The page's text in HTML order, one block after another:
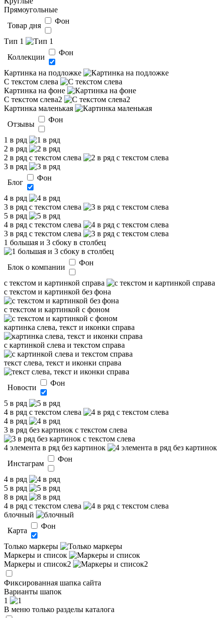
Прямоугольные
Товар дня
Фон
Тип 1
Коллекции
Фон
Картинка на подложке
С текстом слева
Картинка на фоне
С текстом слева2
Картинка маленькая
Отзывы
Фон
1 в ряд
2 в ряд
2 в ряд с текстом слева
3 в ряд
Блог
Фон
4 в ряд
3 в ряд с текстом слева
5 в ряд
4 в ряд с текстом слева
3 в ряд с текстом слева
1 большая и 3 сбоку в столбец
Блок о компании
Фон
с текстом и картинкой справа
с текстом и картинкой без фона
с текстом и картинкой с фоном
картинка слева, текст и иконки справа
с картинкой слева и текстом справа
текст слева, текст и иконки справа
Новости
Фон
5 в ряд
4 в ряд с текстом слева
4 в ряд
3 в ряд без картинок с текстом слева
4 элемента в ряд без картинок
Инстаграм
Фон
4 в ряд
5 в ряд
8 в ряд
4 в ряд с текстом слева
блочный
Карта
Фон
Только маркеры
Маркеры и список
Маркеры и список2
Фиксированная шапка сайта
Варианты шапок
1
В меню только разделы каталога